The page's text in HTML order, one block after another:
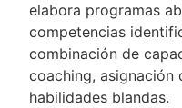
elabora programas
competencias
combinación de
coaching,
habilidades blandas.